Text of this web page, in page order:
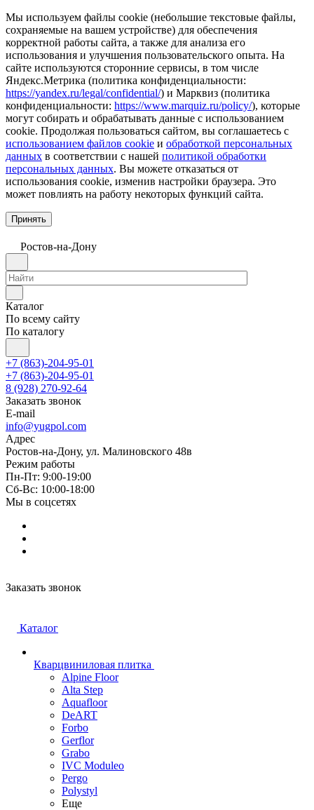
Мы используем файлы cookie (небольшие текстовые файлы,
сохраняемые на вашем устройстве) для обеспечения
корректной работы сайта, а также для анализа его
использования и улучшения пользовательского опыта. На
сайте используются сторонние сервисы, в том числе
Яндекс.Метрика (политика конфиденциальности:
https://yandex.ru/legal/confidential/) и Марквиз (политика
конфиденциальности: https://www.marquiz.ru/policy/), которые
могут собирать и обрабатывать данные с использованием
cookie. Продолжая пользоваться сайтом, вы соглашаетесь с
использованием файлов cookie и обработкой персональных
данных в соответствии с нашей политикой обработки
персональных данных. Вы можете отказаться от
использования cookie, изменив настройки браузера. Это
может повлиять на работу некоторых функций сайта.
Принять
Ростов-на-Дону
Каталог
По всему сайту
По каталогу
+7 (863)-204-95-01
+7 (863)-204-95-01
8 (928) 270-92-64
Заказать звонок
E-mail
info@yugpol.com
Адрес
Ростов-на-Дону, ул. Малиновского 48в
Режим работы
Пн-Пт: 9:00-19:00
Cб-Вс: 10:00-18:00
Мы в соцсетях
Заказать звонок
Каталог
Кварцвиниловая плитка
Alpine Floor
Alta Step
Aquafloor
DeART
Forbo
Gerflor
Grabo
IVC Moduleo
Pergo
Polystyl
Еще